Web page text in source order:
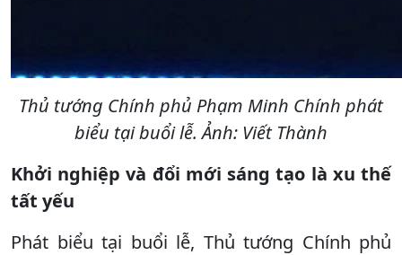
Thủ tướng Chính phủ Phạm Minh Chính phát
biểu tại buổi lễ. Ảnh: Viết Thành
Khởi nghiệp và đổi mới sáng tạo là xu thế
tất yếu
Phát biểu tại buổi lễ, Thủ tướng Chính phủ